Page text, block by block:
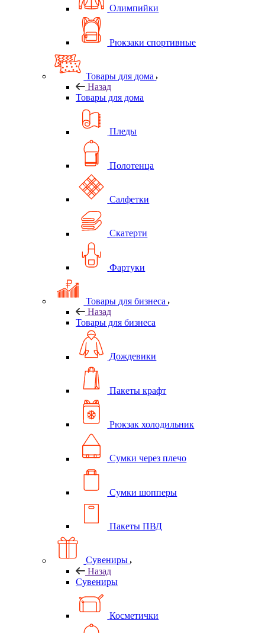
Олимпийки
Рюкзаки спортивные
Товары для дома
Назад
Товары для дома
Пледы
Полотенца
Салфетки
Скатерти
Фартуки
Товары для бизнеса
Назад
Товары для бизнеса
Дождевики
Пакеты крафт
Рюкзак холодильник
Сумки через плечо
Сумки шопперы
Пакеты ПВД
Сувениры
Назад
Сувениры
Косметички